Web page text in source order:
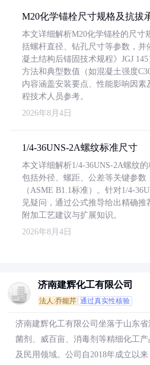
M20化学锚栓尺寸规格及抗拔
本文详细解析M20化学锚栓的尺寸
括螺杆直径、钻孔尺寸等参数，并
凝土结构后锚固技术规程》JGJ
方法和典型数值（如混凝土强度
内容涵盖安装要点、性能影响因素
程技术人员参考。
2026年8月4日
1/4-36UNS-2A螺纹标准尺寸
本文详细解析1/4-36UNS-2A螺纹
包括外径、螺距、公差等关键参数
（ASME B1.1标准）。针对1/4-
见疑问，通过公式推导给出精确推
附加工艺建议与扩展知识。
2026年8月4日
济南建辉化工有限公司
法人:乔能芹 通过真实性核验
济南建辉化工有限公司坐落于山东
菌剂、威百亩、消毒剂等精细化工
及民用领域。公司自2018年成立以